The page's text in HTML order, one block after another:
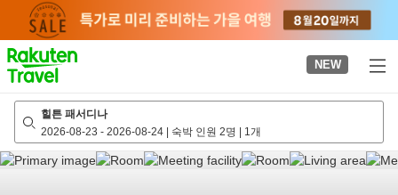
page
NEW
힐튼 패서디나
2026-08-23 - 2026-08-24 | 숙박 인원 2명 | 1개